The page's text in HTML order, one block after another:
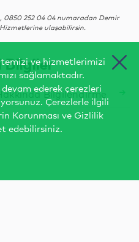
252 04 04 numaradan Demir
ulaşabilirsin.
Bilgiler
Bilgilendirme
ve hizmetlerimizi
sağlamaktadır.
ederek çerezleri
Çerezlerle ilgili
Korunması ve Gizlilik
edebilirsiniz.